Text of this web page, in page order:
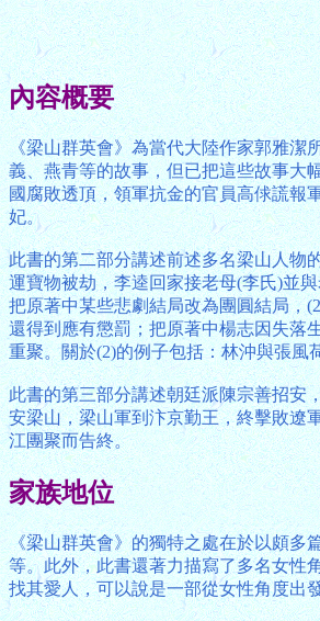
內容概要
《梁山群英會》為當代大陸作家郭雅潔
義、燕青等的故事，但已把這些故事大
國腐敗透頂，領軍抗金的官員高俅謊報
妃。
此書的第二部分講述前述多名梁山人物
運寶物被劫，李逵回家接老母(李氏)並
把原著中某些悲劇結局改為團圓結局，
還得到應有懲罰；把原著中楊志因失落
重聚。關於(2)的例子包括：林沖與張
此書的第三部分講述朝廷派陳宗善招安
安梁山，梁山軍到汴京勤王，終擊敗遼
江團聚而告終。
家族地位
《梁山群英會》的獨特之處在於以頗多
等。此外，此書還著力描寫了多名女性
找其愛人，可以說是一部從女性角度出